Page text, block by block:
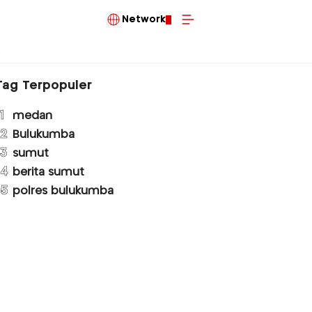
Network
Terpopuler
medan
Bulukumba
sumut
berita sumut
polres bulukumba